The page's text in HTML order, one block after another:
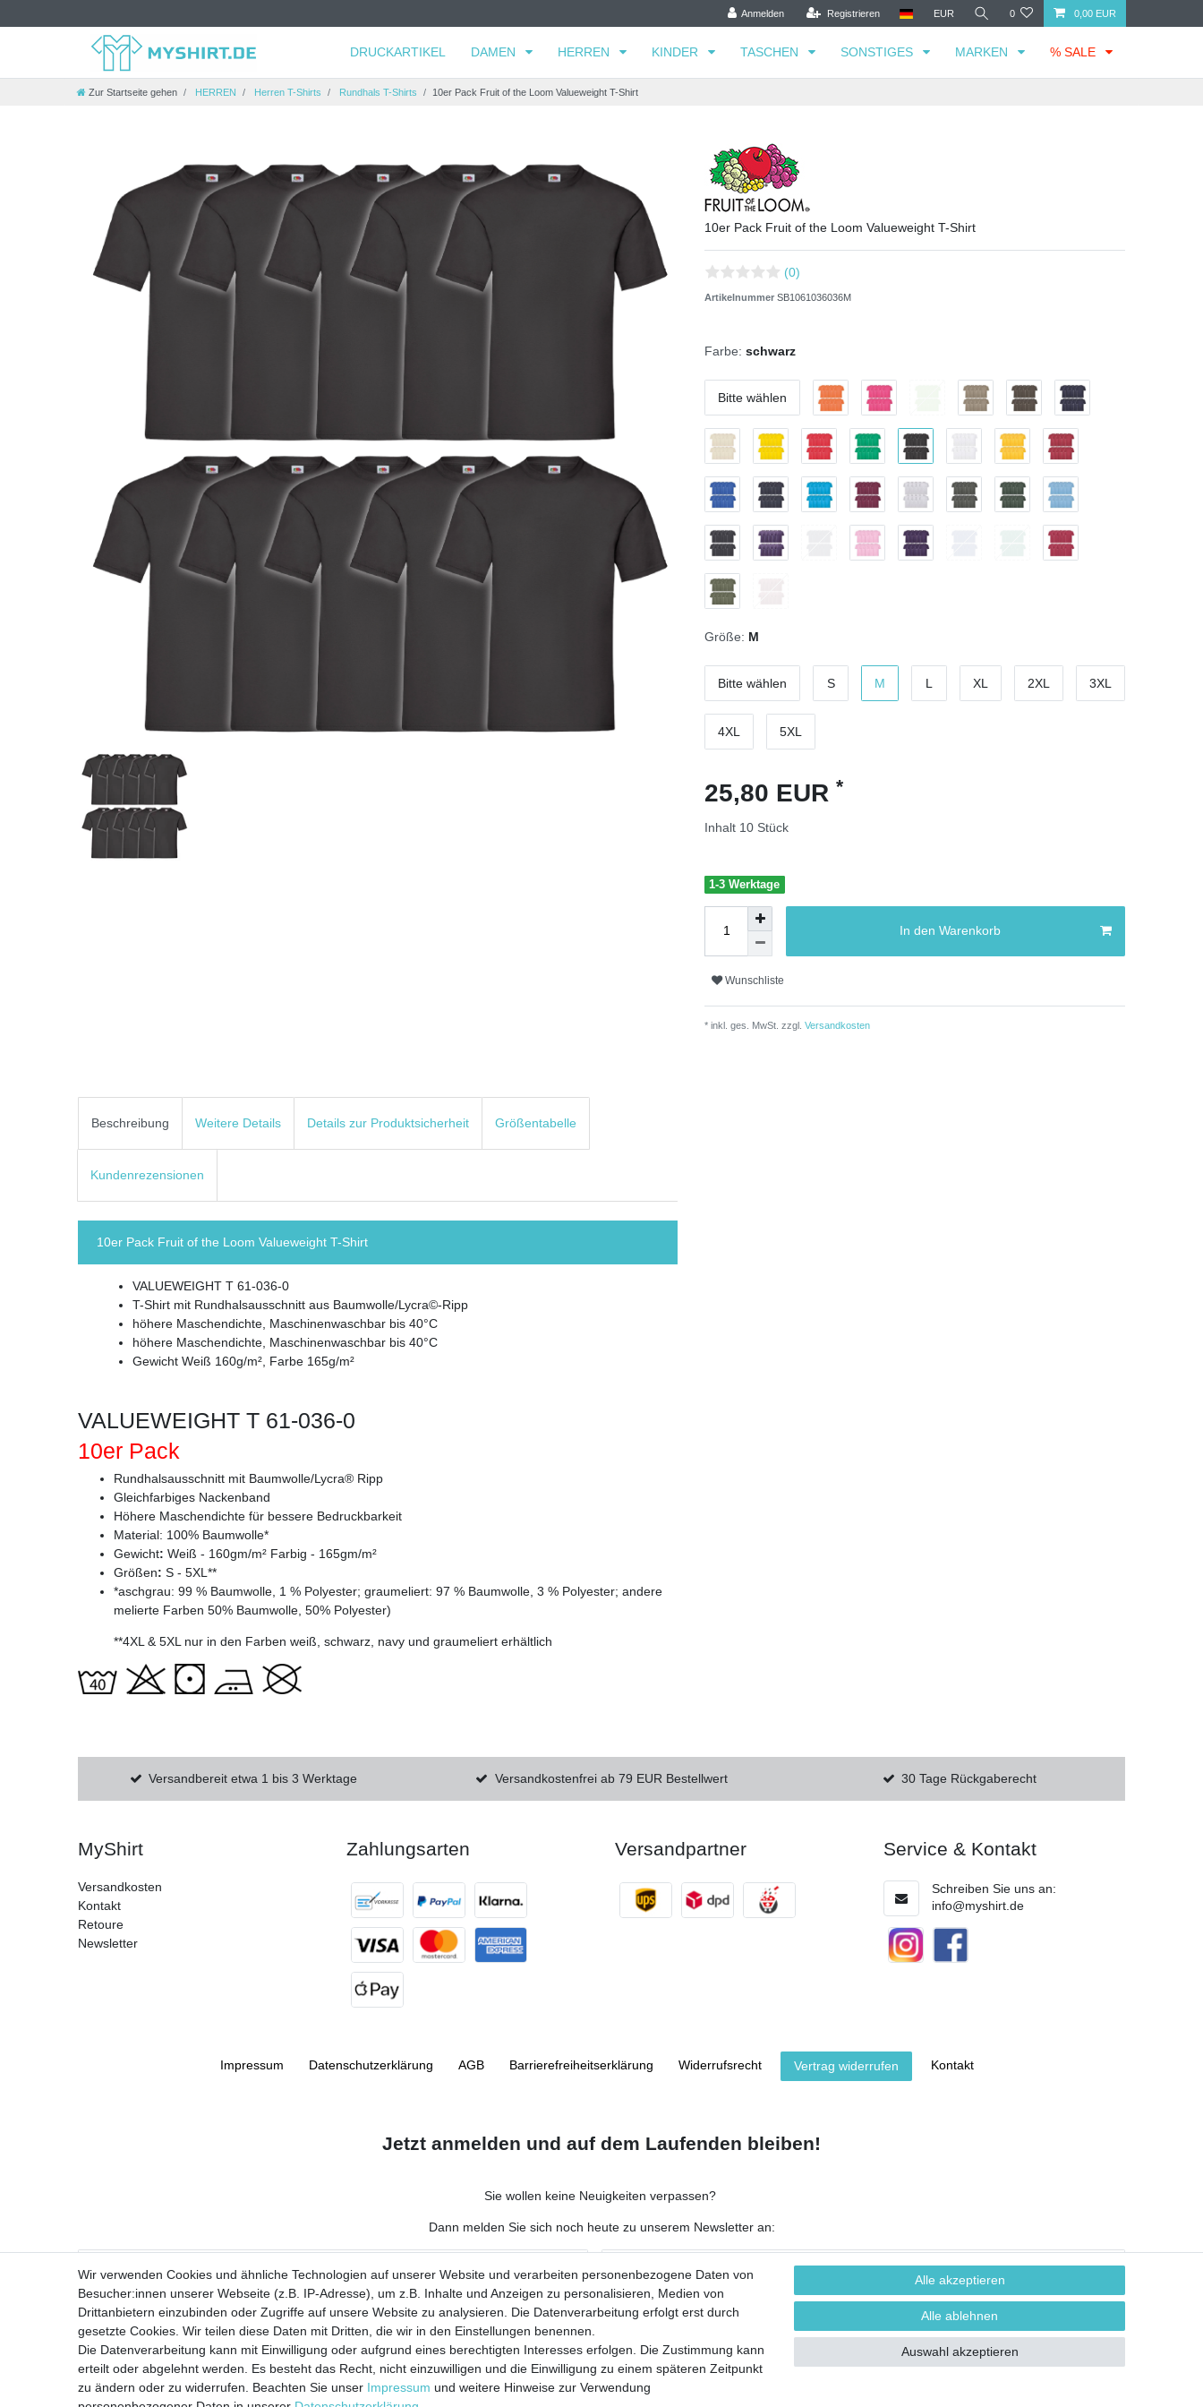
Anmelden Registrieren EUR 0 0,00 EUR
DRUCKARTIKEL DAMEN HERREN KINDER TASCHEN SONSTIGES MARKEN % SALE
Zur Startseite gehen HERREN Herren T-Shirts Rundhals T-Shirts 10er Pack Fruit of the Loom Valueweight T-Shirt
10er Pack Fruit of the Loom Valueweight T-Shirt
(0)
Artikelnummer SB1061036036M
Farbe: schwarz
Bitte wählen
Größe: M
Bitte wählen S M L XL 2XL 3XL
4XL 5XL
25,80 EUR *
Inhalt 10 Stück
1-3 Werktage
In den Warenkorb
Wunschliste
* inkl. ges. MwSt. zzgl. Versandkosten
Beschreibung Weitere Details Details zur Produktsicherheit Größentabelle
Kundenrezensionen
10er Pack Fruit of the Loom Valueweight T-Shirt
VALUEWEIGHT T 61-036-0
T-Shirt mit Rundhalsausschnitt aus Baumwolle/Lycra©-Ripp
höhere Maschendichte, Maschinenwaschbar bis 40°C
höhere Maschendichte, Maschinenwaschbar bis 40°C
Gewicht Weiß 160g/m², Farbe 165g/m²
VALUEWEIGHT T 61-036-0
10er Pack
Rundhalsausschnitt mit Baumwolle/Lycra® Ripp
Gleichfarbiges Nackenband
Höhere Maschendichte für bessere Bedruckbarkeit
Material: 100% Baumwolle*
Gewicht: Weiß - 160gm/m² Farbig - 165gm/m²
Größen: S - 5XL**
*aschgrau: 99 % Baumwolle, 1 % Polyester; graumeliert: 97 % Baumwolle, 3 % Polyester; andere
melierte Farben 50% Baumwolle, 50% Polyester)
**4XL & 5XL nur in den Farben weiß, schwarz, navy und graumeliert erhältlich
Versandbereit etwa 1 bis 3 Werktage Versandkostenfrei ab 79 EUR Bestellwert 30 Tage Rückgaberecht
MyShirt
Versandkosten
Kontakt
Retoure
Newsletter
Zahlungsarten Versandpartner Service & Kontakt
Schreiben Sie uns an:
info@myshirt.de
Impressum Daten­schutz­erklärung AGB Barrierefreiheitserklärung Widerrufs­recht Vertrag widerrufen Kontakt
Jetzt anmelden und auf dem Laufenden bleiben!
Sie wollen keine Neuigkeiten verpassen?
Dann melden Sie sich noch heute zu unserem Newsletter an:
E-MAIL **
Newsletter
Honig
Ich stimme zu, dass meine personenbezogenen Daten genutzt werden, um werbliche E-Mails zu erhalten, und weiß, dass ich dies jederzeit widerrufen kann.**
Wir verwenden Cookies und ähnliche Technologien auf unserer Website und verarbeiten personenbezogene Daten von
Besucher:innen unserer Webseite (z.B. IP-Adresse), um z.B. Inhalte und Anzeigen zu personalisieren, Medien von
Drittanbietern einzubinden oder Zugriffe auf unsere Website zu analysieren. Die Datenverarbeitung erfolgt erst durch
gesetzte Cookies. Wir teilen diese Daten mit Dritten, die wir in den Einstellungen benennen.
Die Datenverarbeitung kann mit Einwilligung oder aufgrund eines berechtigten Interesses erfolgen. Die Zustimmung kann
erteilt oder abgelehnt werden. Es besteht das Recht, nicht einzuwilligen und die Einwilligung zu einem späteren Zeitpunkt
zu ändern oder zu widerrufen. Beachten Sie unser Impressum und weitere Hinweise zur Verwendung
Alle akzeptieren
Alle ablehnen
Auswahl akzeptieren